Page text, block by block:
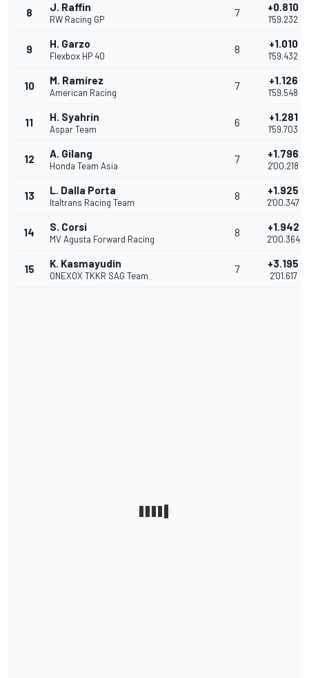
8 J. Raffin
RW Racing GP
7 +0.810
1'59.232
9 H. Garzo
Flexbox HP 40
8 +1.010
1'59.432
10 M. Ramírez
American Racing
7 +1.126
1'59.548
11 H. Syahrin
Aspar Team
6 +1.281
1'59.703
12 A. Gilang
Honda Team Asia
7 +1.796
2'00.218
13 L. Dalla Porta
Italtrans Racing Team
8 +1.925
2'00.347
14 S. Corsi
MV Agusta Forward Racing
8 +1.942
2'00.364
15 K. Kasmayudin
ONEXOX TKKR SAG Team
7 +3.195
2'01.617